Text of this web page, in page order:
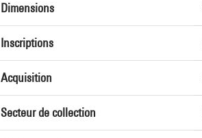
Dimensions
Inscriptions
Acquisition
Secteur de collection